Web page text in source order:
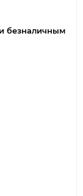
безналичным